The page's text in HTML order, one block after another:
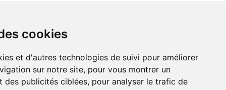
cookies
et d'autres technologies de suivi pour améliorer
sur notre site, pour vous montrer un
des publicités ciblées, pour analyser le trafic de